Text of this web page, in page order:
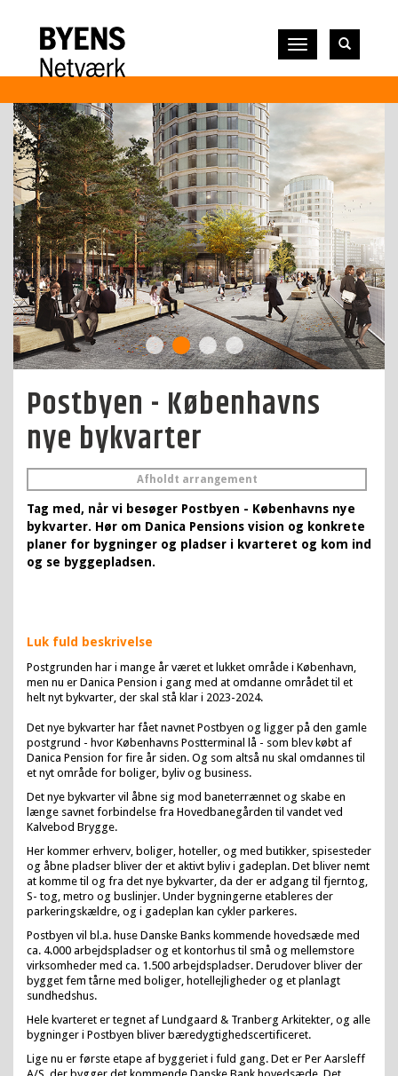
Vis
navigation
Postbyen - Københavns
nye bykvarter
Afholdt arrangement
Tag med, når vi besøger Postbyen - Københavns nye
bykvarter. Hør om Danica Pensions vision og konkrete
planer for bygninger og pladser i kvarteret og kom ind
og se byggepladsen.
Luk fuld beskrivelse
Postgrunden har i mange år været et lukket område i København,
men nu er Danica Pension i gang med at omdanne området til et
helt nyt bykvarter, der skal stå klar i 2023-2024.
Det nye bykvarter har fået navnet Postbyen og ligger på den gamle
postgrund - hvor Københavns Postterminal lå - som blev købt af
Danica Pension for fire år siden. Og som altså nu skal omdannes til
et nyt område for boliger, byliv og business.
Det nye bykvarter vil åbne sig mod baneterrænnet og skabe en
længe savnet forbindelse fra Hovedbanegården til vandet ved
Kalvebod Brygge.
Her kommer erhverv, boliger, hoteller, og med butikker, spisesteder
og åbne pladser bliver der et aktivt byliv i gadeplan. Det bliver nemt
at komme til og fra det nye bykvarter, da der er adgang til fjerntog,
S- tog, metro og buslinjer. Under bygningerne etableres der
parkeringskældre, og i gadeplan kan cykler parkeres.
Postbyen vil bl.a. huse Danske Banks kommende hovedsæde med
ca. 4.000 arbejdspladser og et kontorhus til små og mellemstore
virksomheder med ca. 1.500 arbejdspladser. Derudover bliver der
bygget fem tårne med boliger, hotellejligheder og et planlagt
sundhedshus.
Hele kvarteret er tegnet af Lundgaard & Tranberg Arkitekter, og alle
bygninger i Postbyen bliver bæredygtighedscertificeret.
Lige nu er første etape af byggeriet i fuld gang. Det er Per Aarsleff